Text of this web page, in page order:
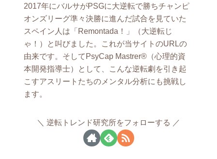
2017年にバルサがPSGに大逆転で勝ちチャンピ
オンズリーグ準々決勝に進んだ試合を見ていた
スペイン人は「Remontada！」（大逆転じ
ゃ！）と叫びました。これが当サイトのURLの
由来です。そしてPsyCap Mastrer®（心理的資
本開発指導士）として、こんな逆転劇を引き起
こすアスリートたちのメンタル分析にも挑戦し
ます。
逆転トレンド研究所をフォローする